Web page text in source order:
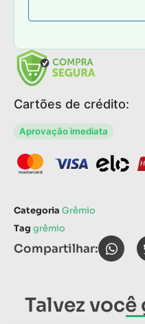
Cartões de crédito:
Aprovação imediata
Categoria Grêmio
Tag grêmio
Compartilhar:
Talvez